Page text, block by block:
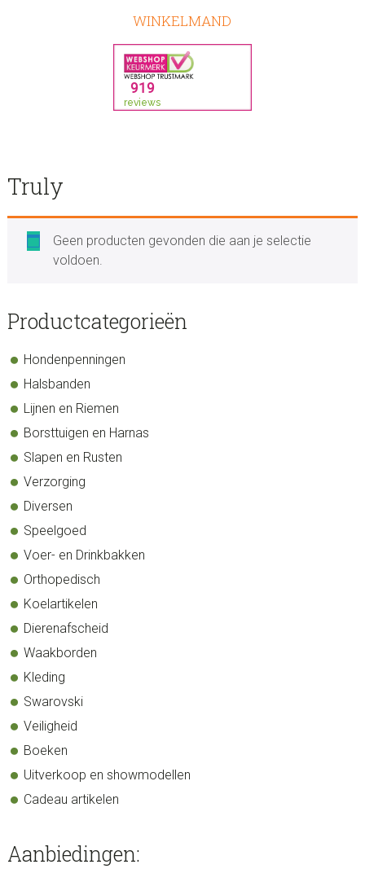
WINKELMAND
Truly
Geen producten gevonden die aan je selectie
voldoen.
sidebar
Blog
Productcategorieën
Hondenpenningen
Halsbanden
Lijnen en Riemen
Borsttuigen en Harnas
Slapen en Rusten
Verzorging
Diversen
Speelgoed
Voer- en Drinkbakken
Orthopedisch
Koelartikelen
Dierenafscheid
Waakborden
Kleding
Swarovski
Veiligheid
Boeken
Uitverkoop en showmodellen
Cadeau artikelen
Aanbiedingen: